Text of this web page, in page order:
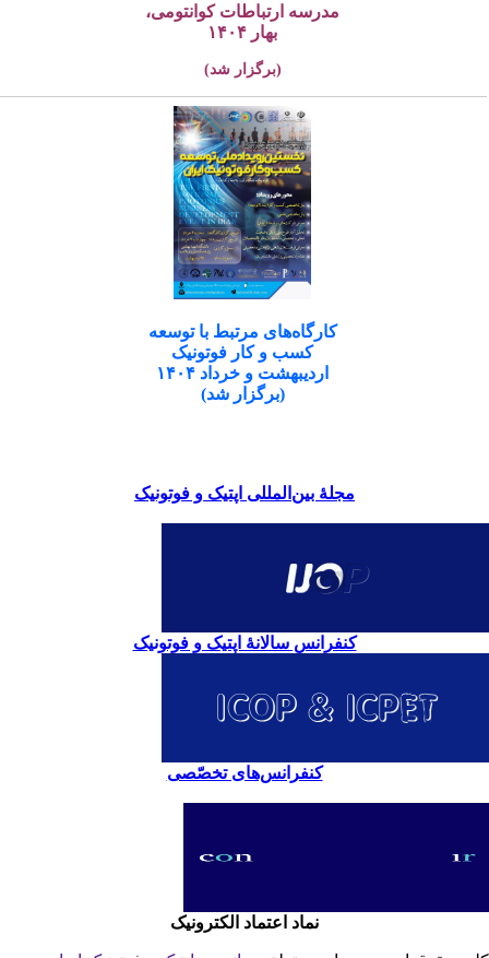
مدرسه ارتباطات کوانتومی،
بهار ۱۴۰۴
(برگزار شد)
کارگاه‌های مرتبط با توسعه
کسب و کار فوتونیک
اردیبهشت و خرداد ۱۴۰۴
(برگزار شد)
مجلۀ بین‌المللی اپتیک و فوتونیک
کنفرانس سالانۀ اپتیک و فوتونیک
کنفرانس‌های تخصّصی
نماد اعتماد الکترونیک